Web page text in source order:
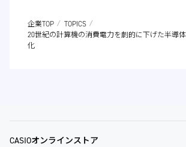
企業TOP
TOPICS
20世紀の計算機の消費電力を劇的に下げた半導
化
CASIOオンラインストア